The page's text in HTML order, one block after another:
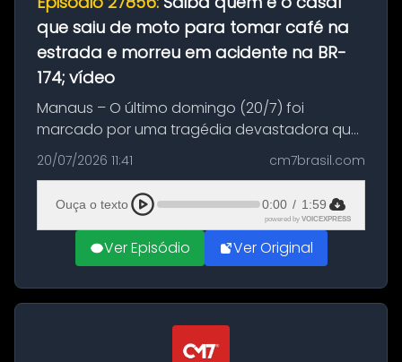
que saiu de moto para tomar café na
estrada e morreu em acidente na BR-
174; vídeo
Manaus – O último domingo (20/7) foi
marcado por uma tragédia devastadora que
resultou na morte precoce de dois jovens na
BR-174, na zona rural de Manaus. Um passeio
com destino a um típico café regio...
20/07/2026 11:41 cm7brasil.com
Ouça o texto 0:00 / 1:59
powered by VOICEXPRESS
Ver Episódio Ver Original